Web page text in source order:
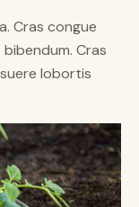
Cras congue
Cras
lobortis